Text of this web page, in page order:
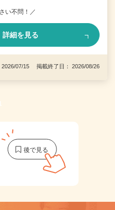
い不問！／
詳細を見る
2026/07/15 掲載終了日： 2026/08/26
1